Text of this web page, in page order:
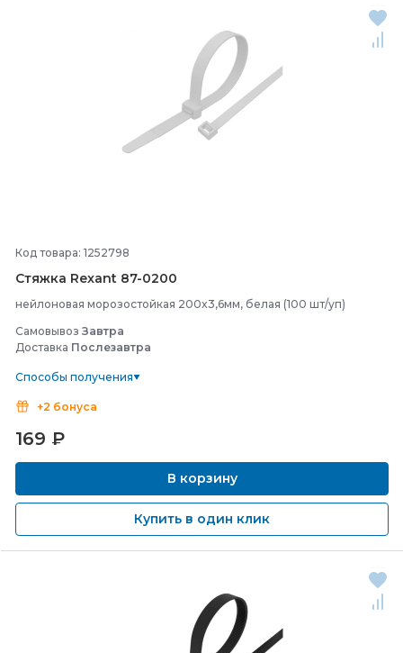
Код товара: 1252798
Стяжка Rexant 87-0200
нейлоновая морозостойкая 200x3,6мм, белая (100 шт/уп)
Самовывоз Завтра
Доставка Послезавтра
Способы получения
+2 бонуса
169 ₽
В корзину
Купить в один клик